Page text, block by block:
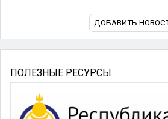
ДОБАВИТЬ
ПОЛЕЗНЫЕ РЕСУРСЫ